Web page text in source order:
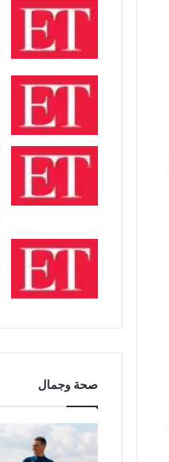
صحة وجمال